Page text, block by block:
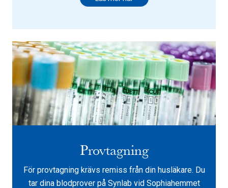
Provtagning
För provtagning krävs remiss från din husläkare. Du
tar dina blodprover på Synlab vid Sophiahemmet